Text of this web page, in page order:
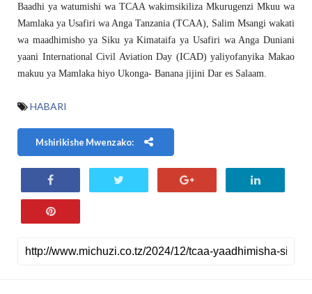
Baadhi ya watumishi wa TCAA wakimsikiliza Mkurugenzi Mkuu wa
Mamlaka ya Usafiri wa Anga Tanzania (TCAA), Salim Msangi wakati
wa maadhimisho ya Siku ya Kimataifa ya Usafiri wa Anga Duniani
yaani International Civil Aviation Day (ICAD) yaliyofanyika Makao
makuu ya Mamlaka hiyo Ukonga- Banana jijini Dar es Salaam.
HABARI
Mshirikishe Mwenzako: